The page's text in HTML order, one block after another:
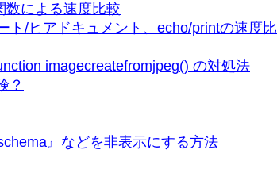
数による速度比較
ト/ヒアドキュメント、echo/printの速度比
imagecreatefromjpeg() の対処法
？
』などを非表示にする方法